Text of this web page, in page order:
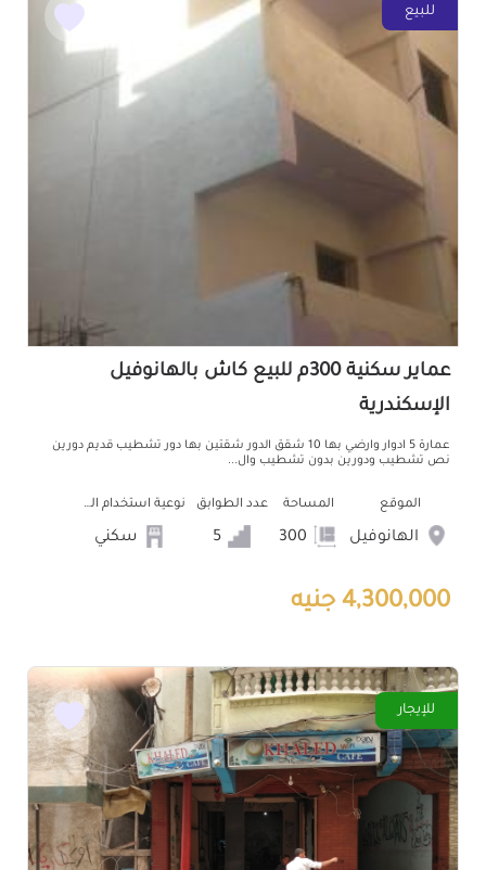
للبيع
عماير سكنية 300م للبيع كاش بالهانوفيل
الإسكندرية
عمارة 5 ادوار وارضي بها 10 شقق الدور شقتين بها دور تشطيب قديم دورين
نص تشطيب ودورين بدون تشطيب وال...
الموقع
الهانوفيل
المساحة عدد الطوابق
5
نوعية استخدام العمارة
سكني
4,300,000 جنيه
للإيجار